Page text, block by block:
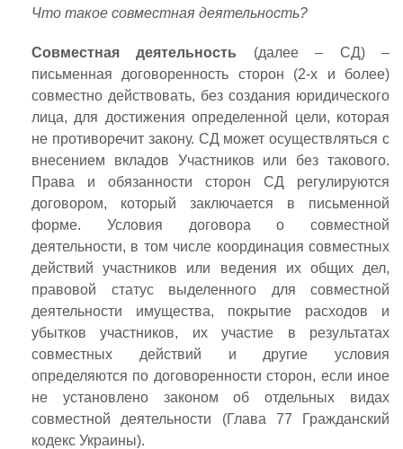
Что такое совместная деятельность?
Совместная деятельность (далее – СД) –
письменная договоренность сторон (2-х и более)
совместно действовать, без создания юридического
лица, для достижения определенной цели, которая
не противоречит закону. СД может осуществляться с
внесением вкладов Участников или без такового.
Права и обязанности сторон СД регулируются
договором, который заключается в письменной
форме. Условия договора о совместной
деятельности, в том числе координация совместных
действий участников или ведения их общих дел,
правовой статус выделенного для совместной
деятельности имущества, покрытие расходов и
убытков участников, их участие в результатах
совместных действий и другие условия
определяются по договоренности сторон, если иное
не установлено законом об отдельных видах
совместной деятельности (Глава 77 Гражданский
кодекс Украины).